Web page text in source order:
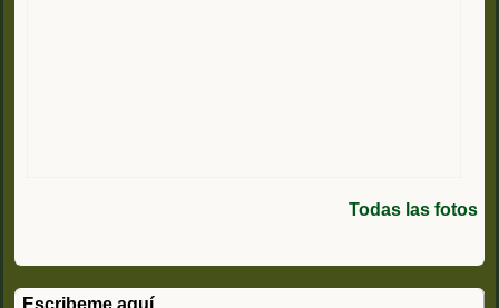
Todas las fotos